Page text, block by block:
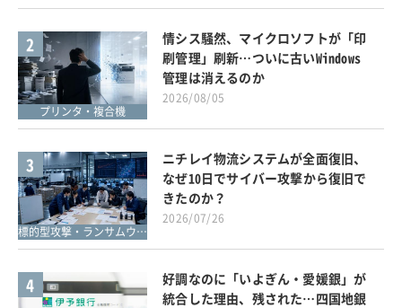
2
プリンタ・複合機
情シス騒然、マイクロソフトが「印
刷管理」刷新…ついに古いWindows
管理は消えるのか
2026/08/05
3
標的型攻撃・ランサムウェア対策
ニチレイ物流システムが全面復旧、
なぜ10日でサイバー攻撃から復旧で
きたのか？
2026/07/26
4
好調なのに「いよぎん・愛媛銀」が
統合した理由、残された…四国地銀